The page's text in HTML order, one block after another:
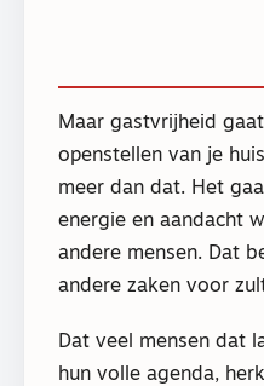
Maar gastvrijheid
openstellen van je
meer dan dat. Het
energie en aandacht
andere mensen. Dat
andere zaken voor
Dat veel mensen dat
hun volle agenda,